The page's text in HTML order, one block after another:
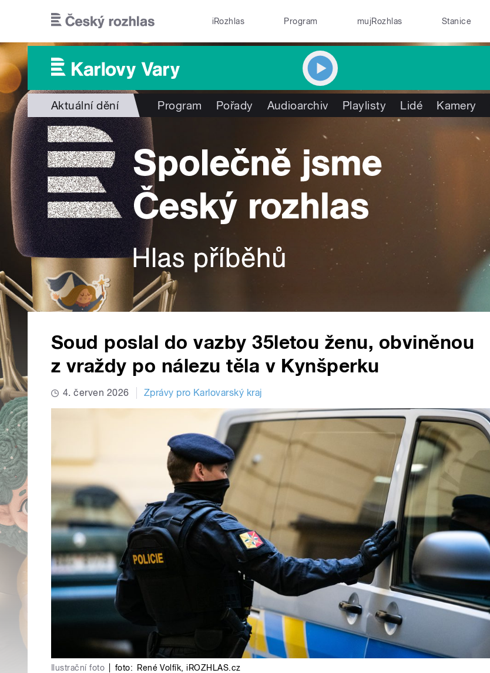
iRozhlas Program mujRozhlas Stanice
Aktuální dění Program Pořady Audioarchiv Playlisty Lidé Kamery
Soud poslal do vazby 35letou ženu, obviněnou
z vraždy po nálezu těla v Kynšperku
4. červen 2026 Zprávy pro Karlovarský kraj
Ilustrační foto foto: René Volfík,iROZHLAS.cz